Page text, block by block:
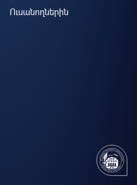
Ուսանողներին